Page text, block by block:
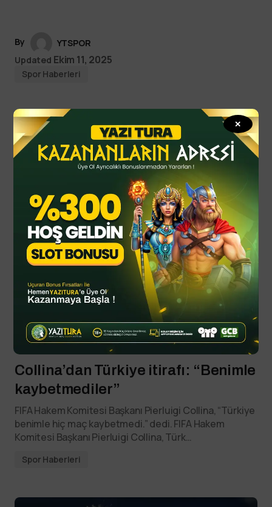
✕
By
YTSPOR
Updated Ekim 11, 2025
Spor Haberleri
Read Next
YTSPOR
Collina’dan Türkiye itirafı: “Benimle
kaybetmediler”
FIFA Hakem Komitesi Başkanı Pierluigi Collina, “Türkiye
benimle hiç maç kaybetmedi.” dedi. FIFA Hakem
Komitesi Başkanı Pierluigi Collina, Türk…
Spor Haberleri